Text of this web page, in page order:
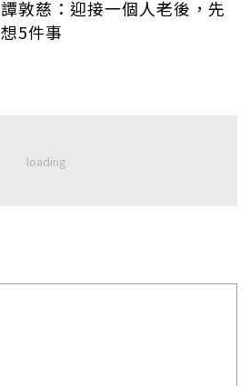
譚敦慈：迎接一個人老後，先
想5件事